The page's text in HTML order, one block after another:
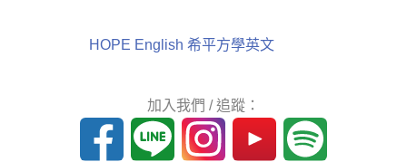
HOPE English 希平方學英文
加入我們 / 追蹤：